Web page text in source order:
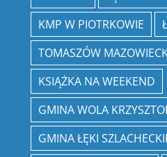
KMP W PIOTRKOWIE
TOMASZÓW
KSIĄŻKA NA WEEKEND
GMINA WOLA
GMINA ŁĘKI